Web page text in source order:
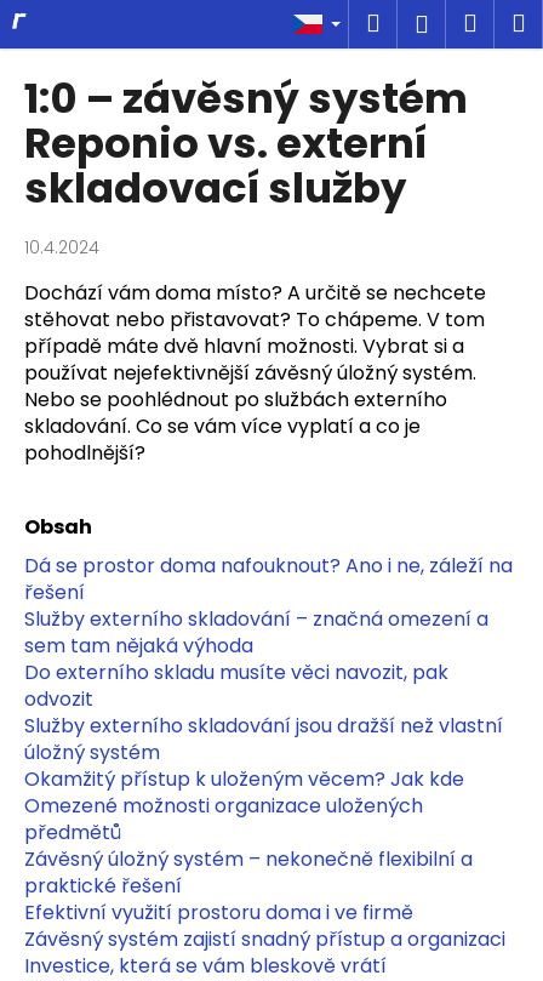
Přejít
na
obsah
Hledat
1:0 –⁠⁠⁠⁠⁠⁠ závěsný systém
Reponio vs. externí
skladovací služby
10.4.2024
Dochází vám doma místo? A určitě se nechcete
stěhovat nebo přistavovat? To chápeme. V tom
případě máte dvě hlavní možnosti. Vybrat si a
používat nejefektivnější závěsný úložný systém.
Nebo se poohlédnout po službách externího
skladování. Co se vám více vyplatí a co je
pohodlnější?
Obsah
Dá se prostor doma nafouknout? Ano i ne, záleží na
řešení
Služby externího skladování – značná omezení a
sem tam nějaká výhoda
Do externího skladu musíte věci navozit, pak
odvozit
Služby externího skladování jsou dražší než vlastní
úložný systém
Okamžitý přístup k uloženým věcem? Jak kde
Omezené možnosti organizace uložených
předmětů
Závěsný úložný systém – nekonečně flexibilní a
praktické řešení
Efektivní využití prostoru doma i ve firmě
Závěsný systém zajistí snadný přístup a organizaci
Investice, která se vám bleskově vrátí
K
o
C
o
p
t
ř
e
b
u
j
e
e
n
a
j
í
t
?
HLEDAT
D
o